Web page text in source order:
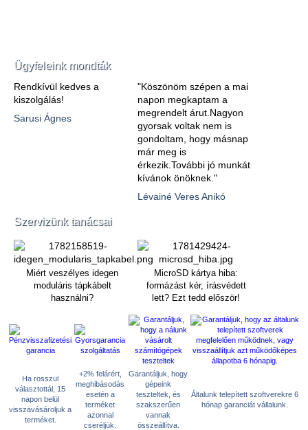
Ügyfeleink mondták
Rendkívül kedves a
kiszolgálás!
Sarusi Ágnes
"Köszönöm szépen a mai
napon megkaptam a
megrendelt árut.Nagyon
gyorsak voltak nem is
gondoltam, hogy másnap
már meg is
érkezik.További jó munkát
kívánok önöknek."
Lévainé Veres Anikó
Szervizünk tanácsai
Miért veszélyes idegen
moduláris tápkábelt
használni?
MicroSD kártya hiba:
formázást kér, írásvédett
lett? Ezt tedd először!
Ha rosszul
választottál, 15
napon belül
visszavásároljuk a
terméket.
+2% felárért,
meghibásodás
esetén a
terméket
azonnal
cseréljük.
Garantáljuk, hogy
gépeink
teszteltek, és
szakszerűen
vannak
összeállítva.
Általunk telepített szoftverekre 6
hónap garanciát vállalunk.